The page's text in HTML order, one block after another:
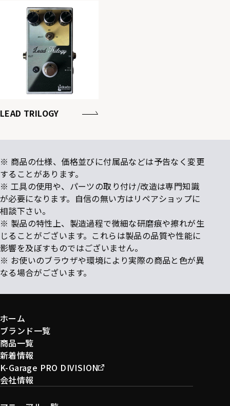
LEAD TRILOGY
※ 商品の仕様、価格並びに付属品などは予告なく変更
することがあります。
※ 工具の使用や、パーツの取り付け/改造は専門知識
が必要になります。自信の無い方はリペアショップに
相談下さい。
※ 製品の特性上、製造過程で微細な研磨痕や擦れが生
じることがございます。これらは製品の品質や性能に
影響を及ぼすものではございません。
※ お使いのブラウザや環境により実際の商品と色が異
なる場合がございます。
ホーム
ブランド一覧
商品一覧
新着情報
K-Garage PRO DIVISION
会社情報